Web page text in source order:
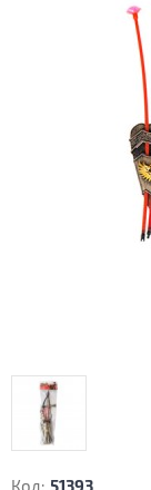
Код: 51393